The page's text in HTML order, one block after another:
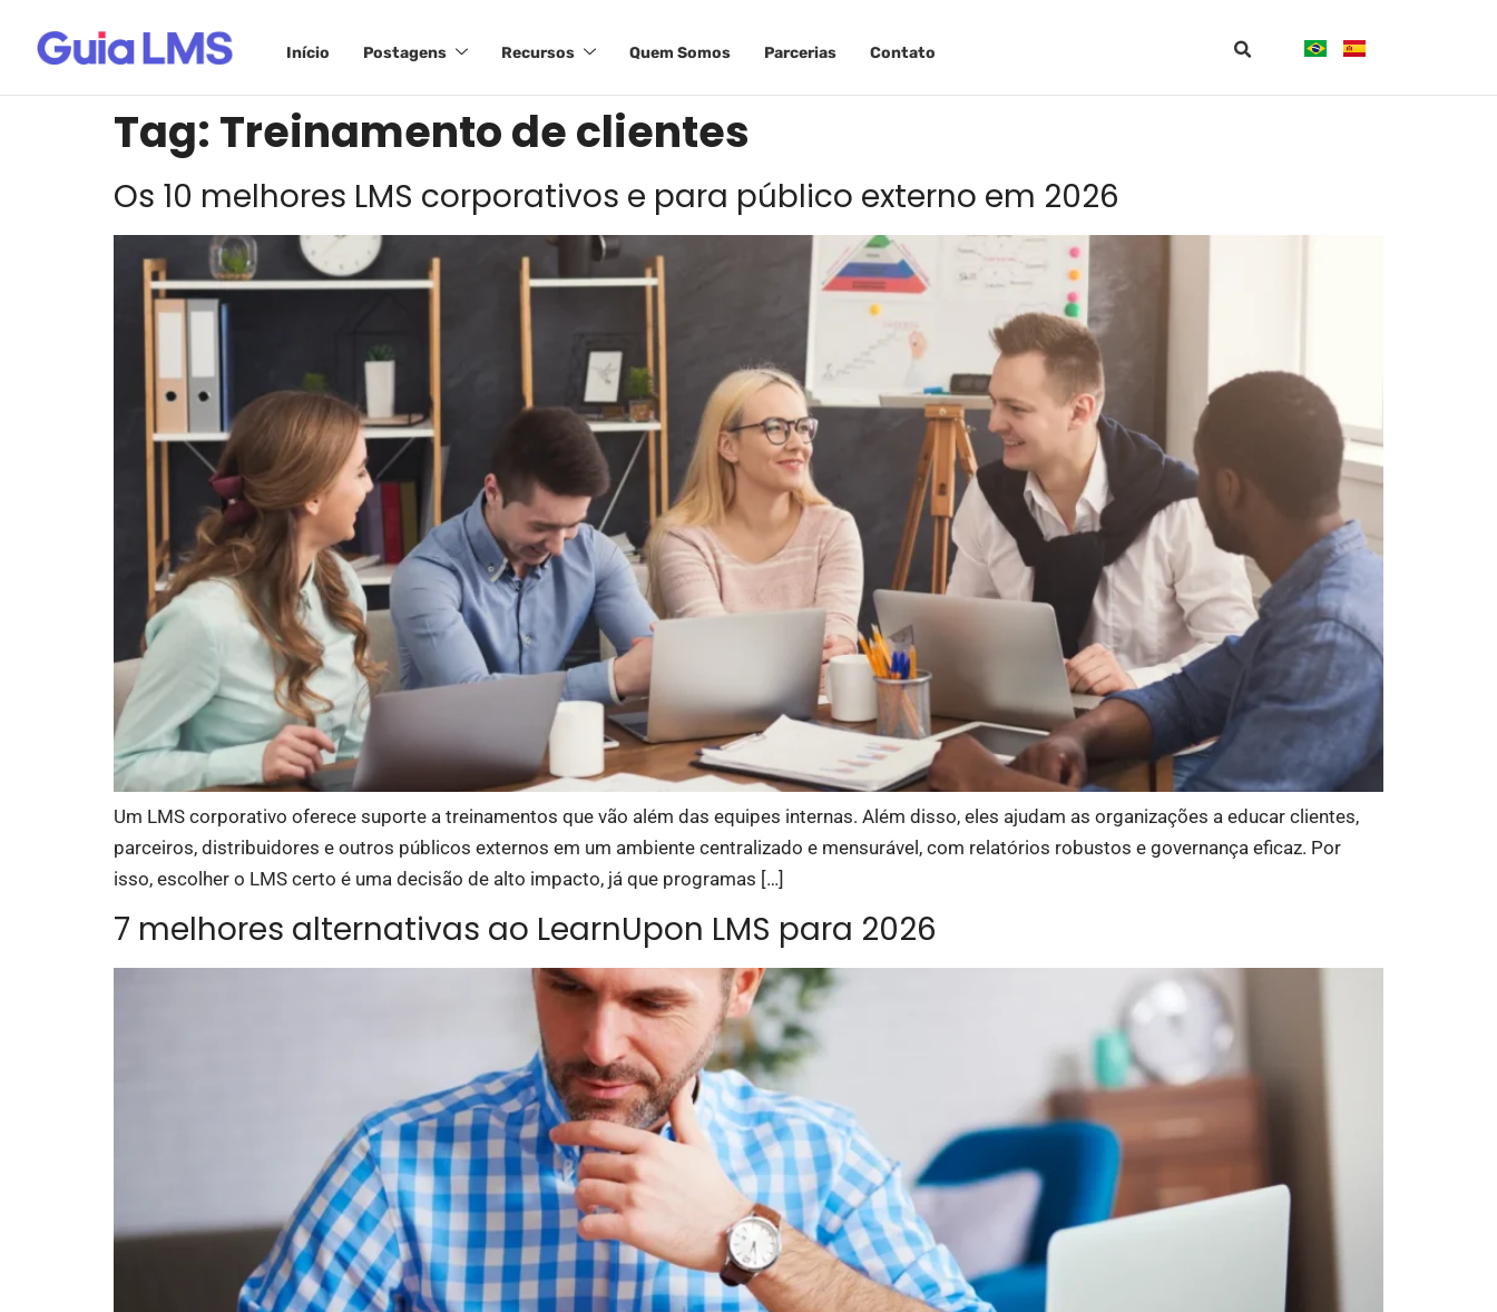
Início Postagens Recursos Quem Somos Parcerias Contato
Tag: Treinamento de clientes
Os 10 melhores LMS corporativos e para público externo em 2026
Um LMS corporativo oferece suporte a treinamentos que vão além das equipes internas. Além disso, eles ajudam as organizações a educar clientes,
parceiros, distribuidores e outros públicos externos em um ambiente centralizado e mensurável, com relatórios robustos e governança eficaz. Por
isso, escolher o LMS certo é uma decisão de alto impacto, já que programas […]
7 melhores alternativas ao LearnUpon LMS para 2026